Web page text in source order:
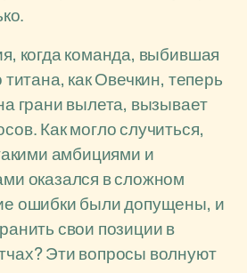
когда команда, выбившая
как Овечкин, теперь
грани вылета, вызывает
Как могло случиться,
амбициями и
оказался в сложном
ошибки были допущены, и
свои позиции в
Эти вопросы волнуют